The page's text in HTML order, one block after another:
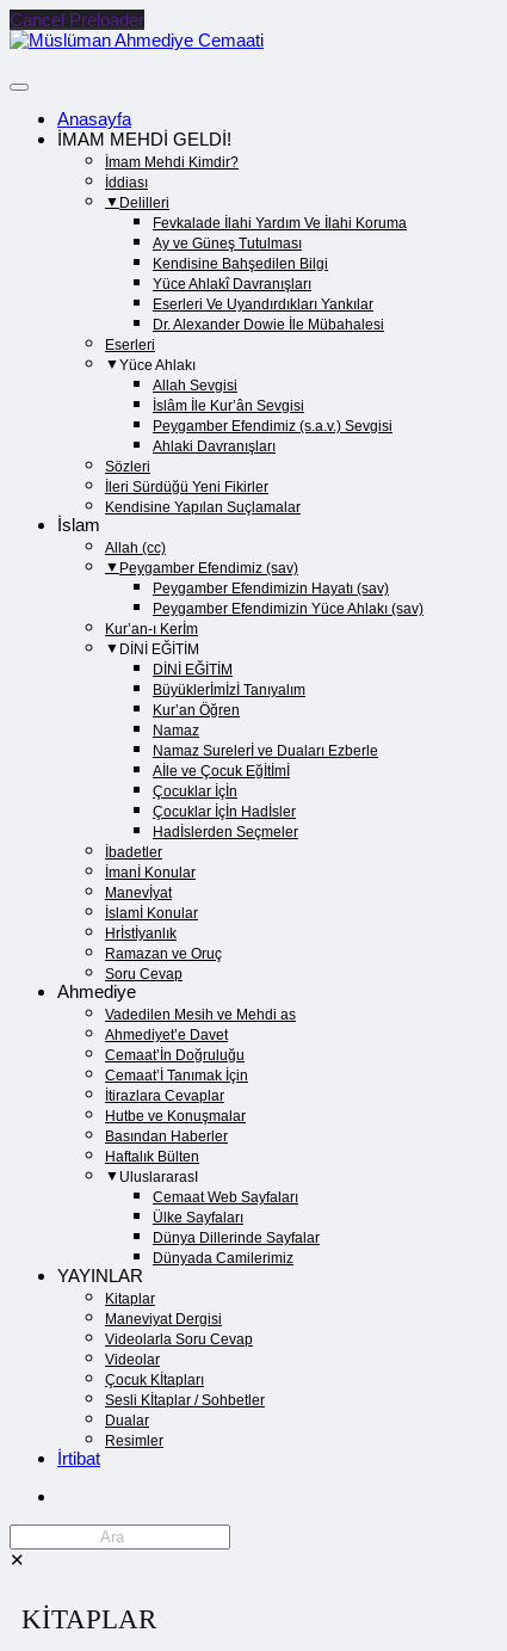
Cancel Preloader
Anasayfa
İMAM MEHDİ GELDİ!
İmam Mehdi Kimdir?
İddiası
Delilleri
Fevkalade İlahi Yardım Ve İlahi Koruma
Ay ve Güneş Tutulması
Kendisine Bahşedilen Bilgi
Yüce Ahlakî Davranışları
Eserleri Ve Uyandırdıkları Yankılar
Dr. Alexander Dowie İle Mübahalesi
Eserleri
Yüce Ahlakı
Allah Sevgisi
İslâm İle Kur’ân Sevgisi
Peygamber Efendimiz (s.a.v.) Sevgisi
Ahlaki Davranışları
Sözleri
İleri Sürdüğü Yeni Fikirler
Kendisine Yapılan Suçlamalar
İslam
Allah (cc)
Peygamber Efendimiz (sav)
Peygamber Efendimizin Hayatı (sav)​
Peygamber Efendimizin Yüce Ahlakı (sav)​
Kur’an-ı Kerİm
DİNİ EĞİTİM
DİNİ EĞİTİM
Büyüklerİmİzİ Tanıyalım
Kur’an Öğren
Namaz
Namaz Surelerİ ve Duaları Ezberle
Aİle ve Çocuk Eğİtİmİ
Çocuklar İçİn
Çocuklar İçİn Hadİsler
Hadİslerden Seçmeler
İbadetler
İmanİ Konular
Manevİyat
İslamİ Konular
Hrİstİyanlık
Ramazan ve Oruç
Soru Cevap
Ahmediye
Vadedilen Mesih ve Mehdi as
Ahmediyet’e Davet
Cemaat’İn Doğruluğu
Cemaat’İ Tanımak İçin
İtirazlara Cevaplar
Hutbe ve Konuşmalar
Basından Haberler
Haftalık Bülten
UluslararasI
Cemaat Web Sayfaları
Ülke Sayfaları
Dünya Dillerinde Sayfalar
Dünyada Camilerimiz
YAYINLAR
Kitaplar
Maneviyat Dergisi
Videolarla Soru Cevap
Videolar
Çocuk Kİtapları
Sesli Kİtaplar / Sohbetler
Dualar
Resimler
İrtibat
✕
KİTAPLAR